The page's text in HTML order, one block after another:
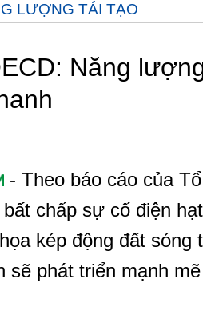
LƯỢNG TÁI TẠO
Năng
- Theo báo cáo của
chấp sự cố điện
kép động đất sóng
sẽ phát triển mạnh